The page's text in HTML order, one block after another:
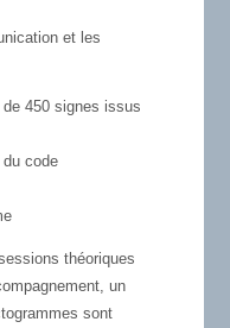
et les
450 signes issus
code
théoriques
un
sont